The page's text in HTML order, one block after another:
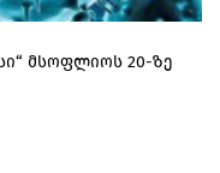
მსოფლიოს 20-ზე